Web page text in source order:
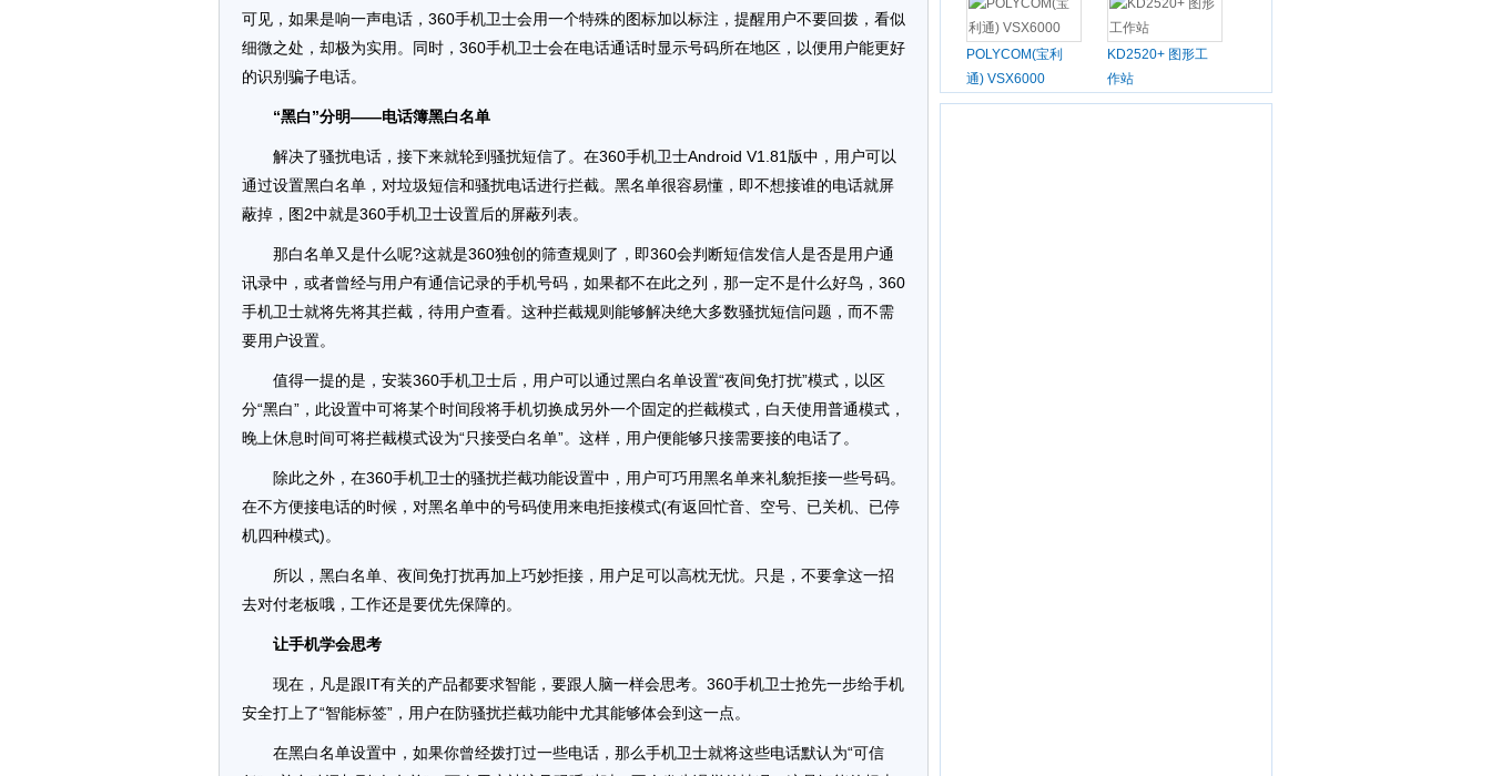
可见，如果是响一声电话，360手机卫士会用一个特殊的图标加以标注，提醒用户不要回拨，看似
细微之处，却极为实用。同时，360手机卫士会在电话通话时显示号码所在地区，以便用户能更好
的识别骗子电话。
“黑白”分明——电话簿黑白名单
解决了骚扰电话，接下来就轮到骚扰短信了。在360手机卫士Android V1.81版中，用户可以
通过设置黑白名单，对垃圾短信和骚扰电话进行拦截。黑名单很容易懂，即不想接谁的电话就屏
蔽掉，图2中就是360手机卫士设置后的屏蔽列表。
那白名单又是什么呢?这就是360独创的筛查规则了，即360会判断短信发信人是否是用户通
讯录中，或者曾经与用户有通信记录的手机号码，如果都不在此之列，那一定不是什么好鸟，360
手机卫士就将先将其拦截，待用户查看。这种拦截规则能够解决绝大多数骚扰短信问题，而不需
要用户设置。
值得一提的是，安装360手机卫士后，用户可以通过黑白名单设置“夜间免打扰”模式，以区
分“黑白”，此设置中可将某个时间段将手机切换成另外一个固定的拦截模式，白天使用普通模式，
晚上休息时间可将拦截模式设为“只接受白名单”。这样，用户便能够只接需要接的电话了。
除此之外，在360手机卫士的骚扰拦截功能设置中，用户可巧用黑名单来礼貌拒接一些号码。
在不方便接电话的时候，对黑名单中的号码使用来电拒接模式(有返回忙音、空号、已关机、已停
机四种模式)。
所以，黑白名单、夜间免打扰再加上巧妙拒接，用户足可以高枕无忧。只是，不要拿这一招
去对付老板哦，工作还是要优先保障的。
让手机学会思考
现在，凡是跟IT有关的产品都要求智能，要跟人脑一样会思考。360手机卫士抢先一步给手机
安全打上了“智能标签”，用户在防骚扰拦截功能中尤其能够体会到这一点。
在黑白名单设置中，如果你曾经拨打过一些电话，那么手机卫士就将这些电话默认为“可信
POLYCOM(宝利
通) VSX6000
KD2520+ 图形工
作站